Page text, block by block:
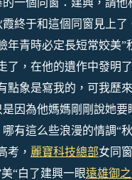
一個同窗：建興，請
終于和這個同窗見上了
年青時必定長短常姣美
了，在他的遺作中發明了
點象是寫我的，可我歷
因為他媽媽剛剛說她
有這么些浪漫的情調“
考， 麗寶科技總部女同
“白了建興一眼遠雄御